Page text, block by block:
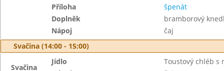
Příloha
špenát
Doplněk
bramborový
Nápoj
čaj
Svačina (14:00 - 15:00)
Svačina
Jídlo
Toustový chléb s